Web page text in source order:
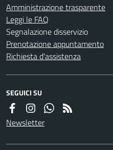
Amministrazione trasparente
Leggi le FAQ
Segnalazione disservizio
Prenotazione appuntamento
Richiesta d'assistenza
SEGUICI SU
Newsletter